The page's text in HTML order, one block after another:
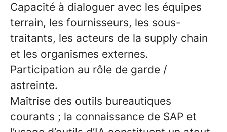
Capacité à dialoguer avec les équipes
terrain, les fournisseurs, les sous-
traitants, les acteurs de la supply chain
et les organismes externes.
Participation au rôle de garde /
astreinte.
Maîtrise des outils bureautiques
courants ; la connaissance de SAP et